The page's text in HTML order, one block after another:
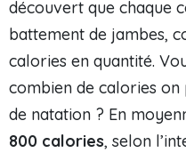
découvert que chaque
battement de jambes,
calories en quantité.
combien de calories
de natation ? En
800 calories, selon